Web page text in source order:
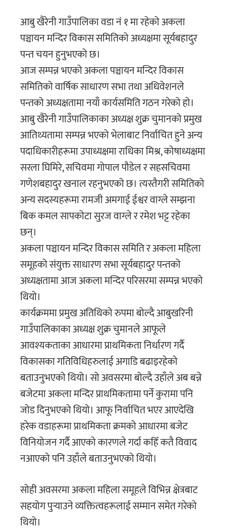
आबु खैरेनी गाउँपालिका वडा नं १ मा रहेको अकला
पञ्चायन मन्दिर विकास समितिको अध्यक्षमा सूर्यबहादुर
पन्त चयन हुनुभएको छ।
आज सम्पन्न भएको अकला पञ्चायन मन्दिर विकास
समितिको वार्षिक साधारण सभा तथा अधिवेशनले
पन्तको अध्यक्षतामा नयाँ कार्यसमिति गठन गरेको हो।
आबु खैरेनी गाउँपालिकाका अध्यक्ष शुक्र चुमानको प्रमुख
आतिथ्यतामा सम्पन्न भएको भेलाबाट निर्वाचित हुने अन्य
पदाधिकारीहरूमा उपाध्यक्षमा राधिका मिश्र, कोषाध्यक्षमा
सरला घिमिरे, सचिवमा गोपाल पौडेल र सहसचिवमा
गणेशबहादुर खनाल रहनुभएको छ। त्यस्तैगरी समितिको
अन्य सदस्यहरूमा रामजी अमगाई ईश्वर वाग्ले सम्झना
बिक कमल सापकोटा सुरज वाग्ले र रमेश भट्ट रहेका
छन्।
अकला पञ्चायन मन्दिर विकास समिति र अकला महिला
समूहको संयुक्त साधारण सभा सूर्यबहादुर पन्तको
अध्यक्षतामा आज अकला मन्दिर परिसरमा सम्पन्न भएको
थियो।
कार्यक्रममा प्रमुख अतिथिको रुपमा बोल्दै आबुखरिनी
गाउँपालिकाका अध्यक्ष शुक्र चुमानले आफूले
आवश्यकताका आधारमा प्राथमिकता निर्धारण गर्दै
विकासका गतिविधिहरुलाई अगाडि बढाइरहेको
बताउनुभएको थियो। सो अवसरमा बोल्दै उहाँले अब बन्ने
बजेटमा अकला मन्दिर प्राथमिकतामा पर्ने कुरामा पनि
जोड दिनुभएको थियो। आफू निर्वाचित भएर आएदेखि
हरेक वडाहरूमा प्राथमिकता क्रमको आधारमा बजेट
विनियोजन गर्दै आएको कारणले गर्दा कहिँ कतै विवाद
नआएको पनि उहाँले बताउनुभएको थियो।
सोही अवसरमा अकला महिला समूहले विभिन्न क्षेत्रबाट
सहयोग पुर्‍याउने व्यक्तित्वहरूलाई सम्मान समेत गरेको
थियो।